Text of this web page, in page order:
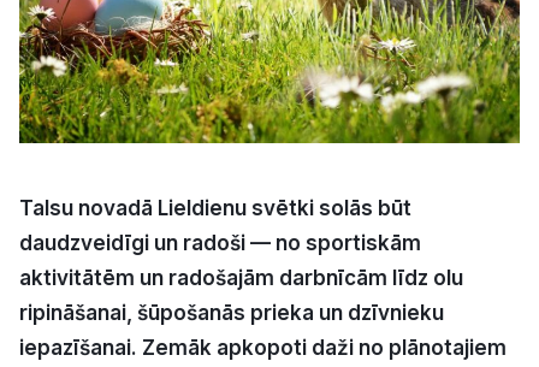
Vieta
Pasākumi
Reklāma
Politiskā reklāma
Talsu novadā Lieldienu svētki solās būt
daudzveidīgi un radoši — no sportiskām
aktivitātēm un radošajām darbnīcām līdz olu
ripināšanai, šūpošanās prieka un dzīvnieku
iepazīšanai. Zemāk apkopoti daži no plānotajiem